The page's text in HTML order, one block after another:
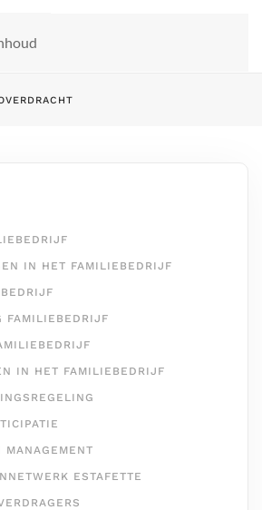
IN HET FAMILIEBEDRIJF
FAMILIEBEDRIJF
IN HET FAMILIEBEDRIJF
MANAGEMENT
ESTAFETTE